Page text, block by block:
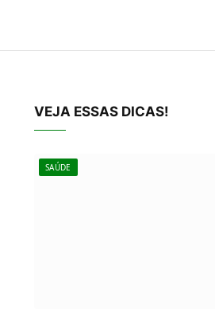
VEJA ESSAS DICAS!
SAÚDE